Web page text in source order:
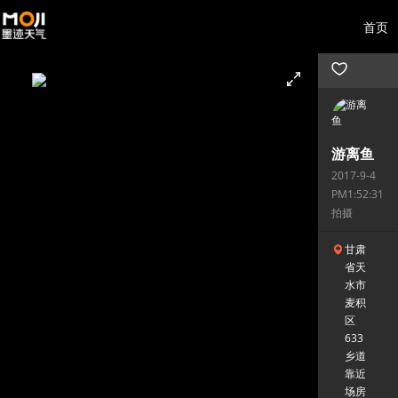
首页
游离鱼
2017-9-4
PM1:52:31
拍摄
甘肃
省天
水市
麦积
区
633
乡道
靠近
场房